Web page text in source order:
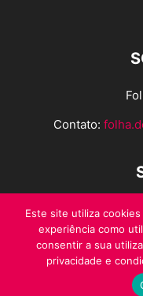
Contato:
© Folha do Domingo
Este site utiliza
experiência como
consentir a sua
privacidade e